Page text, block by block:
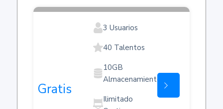
Gratis
3 Usuarios
40 Talentos
10GB
Almacenamiento
Ilimitado